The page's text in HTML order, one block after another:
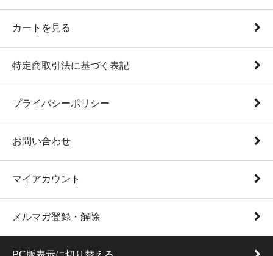
カートを見る
特定商取引法に基づく表記
プライバシーポリシー
お問い合わせ
マイアカウント
メルマガ登録・解除